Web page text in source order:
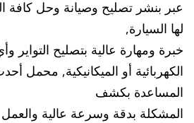
عبر بنشر تصليح وصيانة وحل كافة
لها السيارة,
خبرة ومهارة عالية بتصليح
الكهربائية أو الميكانيكية, محمل
المساعدة بكشف
المشكلة بدقة وسرعة عالية والعمل